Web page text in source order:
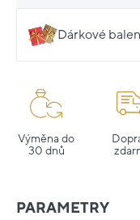
Dárkové
Výměna do
30 dnů
PARAMETRY